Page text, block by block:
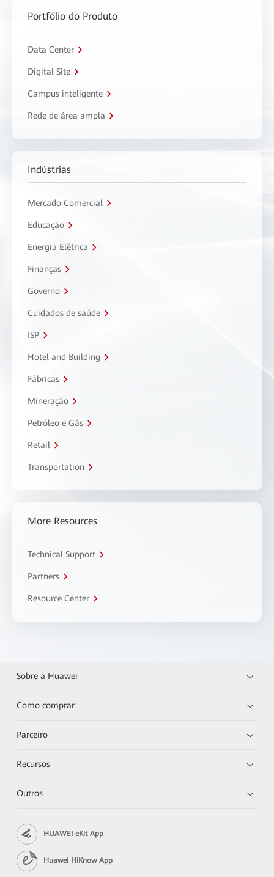
Portfólio do Produto
Data Center
Digital Site
Campus inteligente
Rede de área ampla
Indústrias
Mercado Comercial
Educação
Energia Elétrica
Finanças
Governo
Cuidados de saúde
ISP
Hotel and Building
Fábricas
Mineração
Petróleo e Gás
Retail
Transportation
More Resources
Technical Support
Partners
Resource Center
Sobre a Huawei
Como comprar
Parceiro
Recursos
Outros
HUAWEI eKit App
Huawei HiKnow App